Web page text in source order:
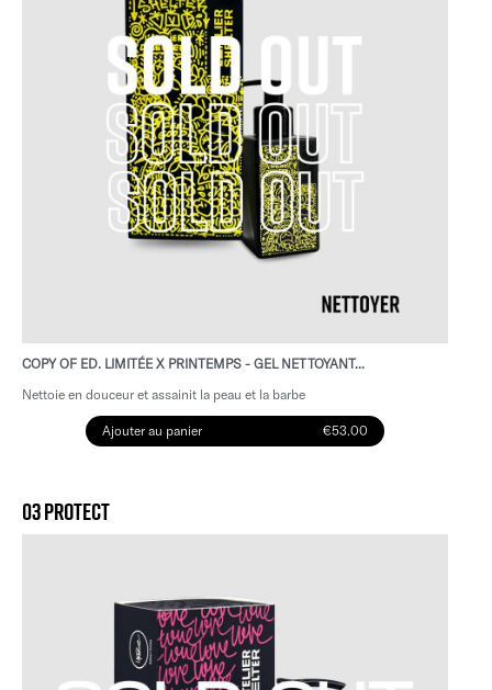
COPY OF ED. LIMITÉE X PRINTEMPS - GEL NETTOYANT...
Nettoie en douceur et assainit la peau et la barbe
Ajouter au panier €53.00
03 PROTECT